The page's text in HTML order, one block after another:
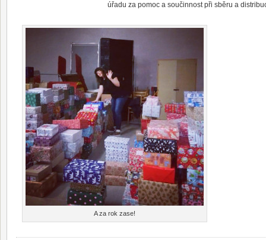
úřadu za pomoc a součinnost při sběru a
A za rok zase!